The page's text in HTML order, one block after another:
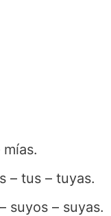
– tus – tuyas.
suyos – suyas.